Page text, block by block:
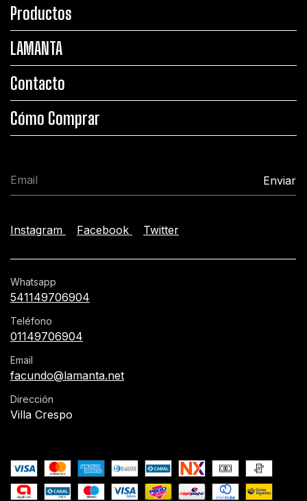
Productos
LAMANTA
Contacto
Cómo Comprar
Instagram Facebook Twitter
Whatsapp
541149706904
Teléfono
01149706904
Email
facundo@lamanta.net
Dirección
Villa Crespo